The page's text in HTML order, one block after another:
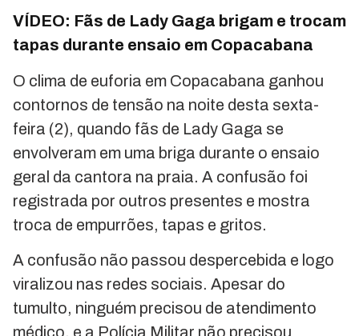
VÍDEO: Fãs de Lady Gaga brigam e trocam
tapas durante ensaio em Copacabana
O clima de euforia em Copacabana ganhou
contornos de tensão na noite desta sexta-
feira (2), quando fãs de Lady Gaga se
envolveram em uma briga durante o ensaio
geral da cantora na praia. A confusão foi
registrada por outros presentes e mostra
troca de empurrões, tapas e gritos.
A confusão não passou despercebida e logo
viralizou nas redes sociais. Apesar do
tumulto, ninguém precisou de atendimento
médico, e a Polícia Militar não precisou